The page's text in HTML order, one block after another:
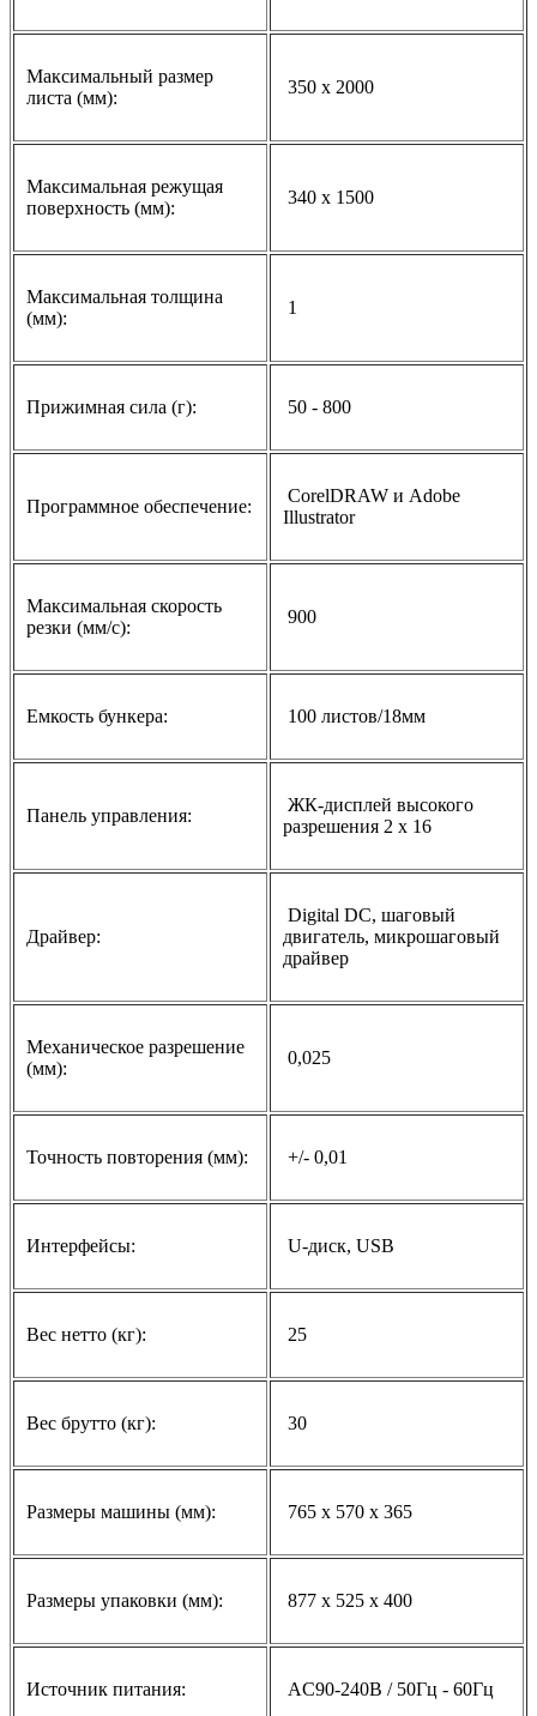
Максимальный размер
листа (мм):
350 х 2000
Максимальная режущая
поверхность (мм):
340 х 1500
Максимальная толщина
(мм):
1
Прижимная сила (г): 50 - 800
Программное обеспечение:
CorelDRAW и Adobe
Illustrator
Максимальная скорость
резки (мм/с):
900
Емкость бункера: 100 листов/18мм
Панель управления:
ЖК-дисплей высокого
разрешения 2 x 16
Драйвер:
Digital DC, шаговый
двигатель, микрошаговый
драйвер
Механическое разрешение
(мм):
0,025
Точность повторения (мм): +/- 0,01
Интерфейсы: U-диск, USB
Вес нетто (кг): 25
Вес брутто (кг): 30
Размеры машины (мм): 765 х 570 х 365
Размеры упаковки (мм): 877 х 525 х 400
Источник питания: AC90-240В / 50Гц - 60Гц